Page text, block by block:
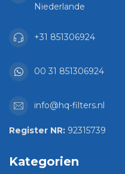
Niederlande
+31 851306924
00 31 851306924
info@hq-filters.nl
Register NR: 92315739
Kategorien